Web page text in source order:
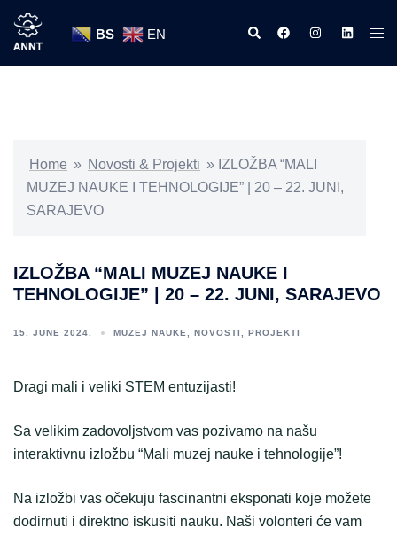
Skip
Searchhttps://https://https://
Home » Novosti & Projekti » IZLOŽBA “MALI
MUZEJ NAUKE I TEHNOLOGIJE” | 20 – 22. JUNI,
SARAJEVO
IZLOŽBA “MALI MUZEJ NAUKE I
TEHNOLOGIJE” | 20 – 22. JUNI, SARAJEVO
15. JUNE 2024. MUZEJ NAUKE NOVOSTI PROJEKTI
Dragi mali i veliki STEM entuzijasti!
Sa velikim zadovoljstvom vas pozivamo na našu
interaktivnu izložbu “Mali muzej nauke i tehnologije”!
Na izložbi vas očekuju fascinantni eksponati koje možete
dodirnuti i direktno iskusiti nauku. Naši volonteri će vam
BS EN